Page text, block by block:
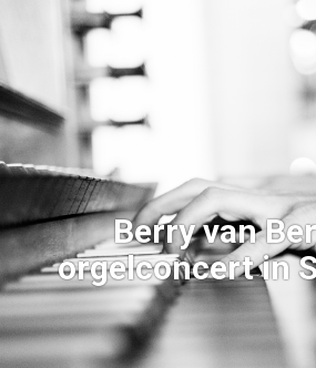
Berry van
orgelconcert in